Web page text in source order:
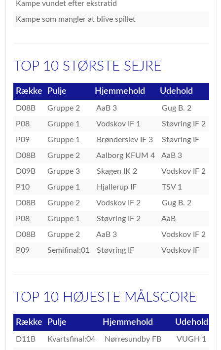
Kampe vundet efter ekstratid
Kampe som mangler at blive spillet
TOP 10 STØRSTE SEJRE
Række Pulje Hjemmehold Udehold
D08B Gruppe 2 AaB 3 Gug B. 2
P08
Gruppe 1 Vodskov IF 1 Støvring IF 2
P09
Gruppe 1 Brønderslev IF 3 Støvring IF
D08B
Gruppe 2 Aalborg KFUM 4 AaB 3
D09B
Gruppe 3 Skagen IK 2 Vodskov IF 2
P10
Gruppe 1 Hjallerup IF TSV 1
D08B
Gruppe 2 Vodskov IF 2 Gug B. 2
P08
Gruppe 1 Støvring IF 2 AaB
D08B
Gruppe 2 AaB 3 Vodskov IF 2
P09
Semifinal:01 Støvring IF Vodskov IF
TOP 10 HØJESTE MÅLSCORE
Række Pulje Hjemmehold Udehold
D11B Kvartsfinal:04 Nørresundby FB VUGH 1